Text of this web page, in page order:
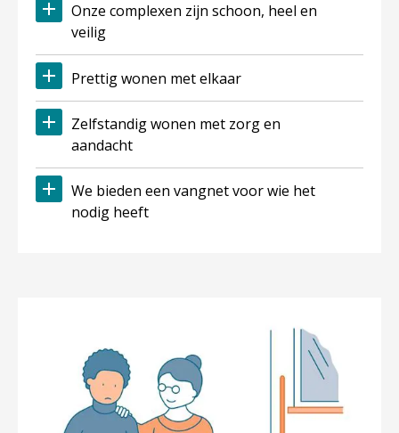
Onze complexen zijn schoon, heel en
veilig
Prettig wonen met elkaar
Zelfstandig wonen met zorg en
aandacht
We bieden een vangnet voor wie het
nodig heeft